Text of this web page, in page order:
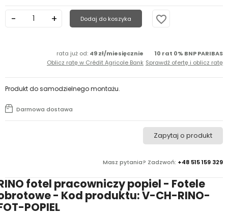
Dodaj do koszyka favorite_border
rata już od: 49 zł/miesięcznie
Oblicz ratę w Crédit Agricole Bank
10 rat 0% BNP PARIBAS
Sprawdź ofertę i oblicz ratę
Masz pytania? Zadzwoń: +48 515 159 329
Zapytaj o produkt
Darmowa dostawa
Produkt do samodzielnego montażu.
fotel pracowniczy popiel - Fotele
- Kod produktu: V-CH-RINO-
POPIEL